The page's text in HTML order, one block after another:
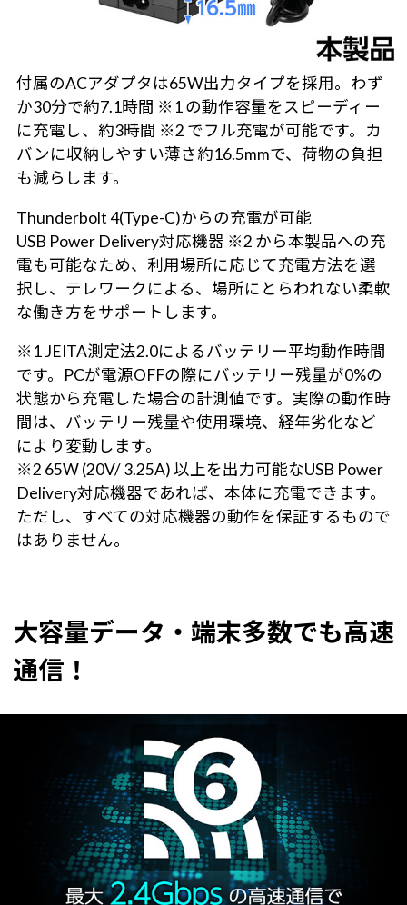
付属のACアダプタは65W出力タイプを採用。わず
か30分で約7.1時間 ※1 の動作容量をスピーディー
に充電し、約3時間 ※2 でフル充電が可能です。カ
バンに収納しやすい薄さ約16.5mmで、荷物の負担
も減らします。
Thunderbolt 4(Type-C)からの充電が可能
USB Power Delivery対応機器 ※2 から本製品への充
電も可能なため、利用場所に応じて充電方法を選
択し、テレワークによる、場所にとらわれない柔軟
な働き方をサポートします。
※1 JEITA測定法2.0によるバッテリー平均動作時間
です。PCが電源OFFの際にバッテリー残量が0%の
状態から充電した場合の計測値です。実際の動作時
間は、バッテリー残量や使用環境、経年劣化など
により変動します。
※2 65W (20V/ 3.25A) 以上を出力可能なUSB Power
Delivery対応機器であれば、本体に充電できます。
ただし、すべての対応機器の動作を保証するもので
はありません。
大容量データ・端末多数でも高速
通信！